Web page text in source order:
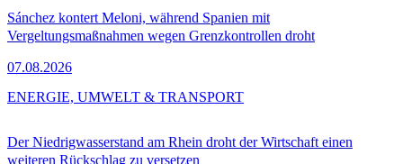
Sánchez kontert Meloni, während Spanien mit
Vergeltungsmaßnahmen wegen Grenzkontrollen droht
07.08.2026
Der Niedrigwasserstand am Rhein droht der Wirtschaft einen
weiteren Rückschlag zu versetzen
ENERGIE, UMWELT & TRANSPORT